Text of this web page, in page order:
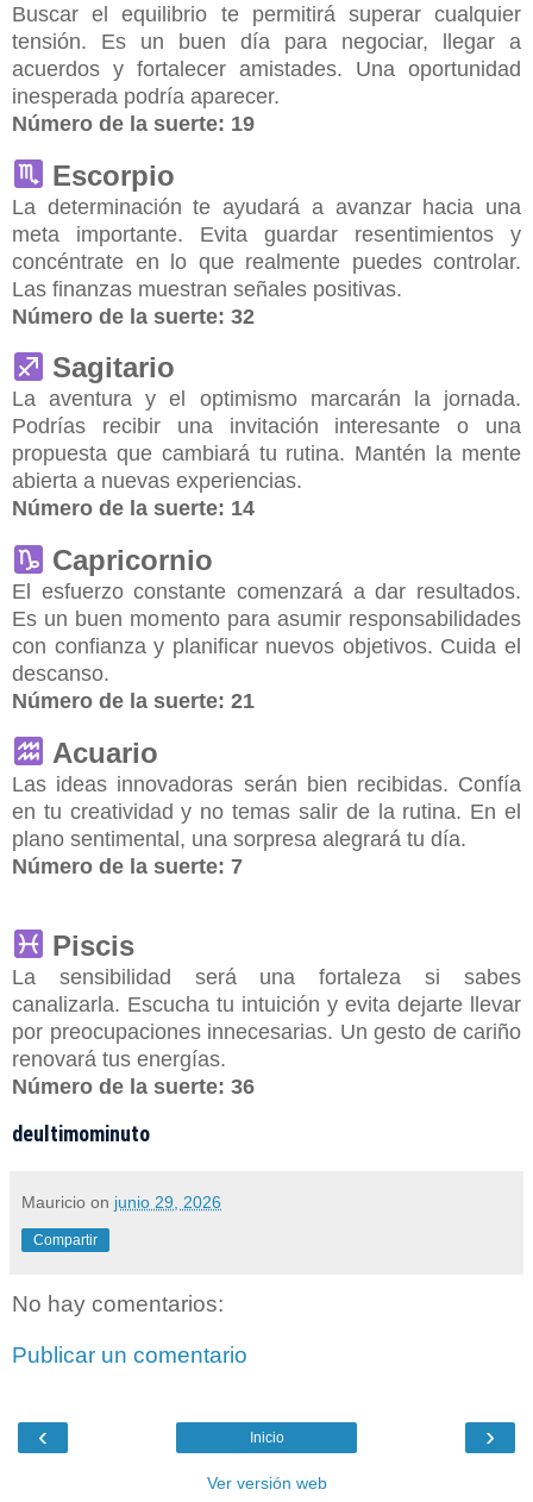
Buscar el equilibrio te permitirá superar cualquier
tensión. Es un buen día para negociar, llegar a
acuerdos y fortalecer amistades. Una oportunidad
inesperada podría aparecer.
Número de la suerte: 19
Escorpio
La determinación te ayudará a avanzar hacia una
meta importante. Evita guardar resentimientos y
concéntrate en lo que realmente puedes controlar.
Las finanzas muestran señales positivas.
Número de la suerte: 32
Sagitario
La aventura y el optimismo marcarán la jornada.
Podrías recibir una invitación interesante o una
propuesta que cambiará tu rutina. Mantén la mente
abierta a nuevas experiencias.
Número de la suerte: 14
Capricornio
El esfuerzo constante comenzará a dar resultados.
Es un buen momento para asumir responsabilidades
con confianza y planificar nuevos objetivos. Cuida el
descanso.
Número de la suerte: 21
Acuario
Las ideas innovadoras serán bien recibidas. Confía
en tu creatividad y no temas salir de la rutina. En el
plano sentimental, una sorpresa alegrará tu día.
Número de la suerte: 7
Piscis
La sensibilidad será una fortaleza si sabes
canalizarla. Escucha tu intuición y evita dejarte llevar
por preocupaciones innecesarias. Un gesto de cariño
renovará tus energías.
Número de la suerte: 36
deultimominuto
Mauricio on junio 29, 2026
Compartir
No hay comentarios:
Publicar un comentario
‹ ›
Inicio
Ver versión web